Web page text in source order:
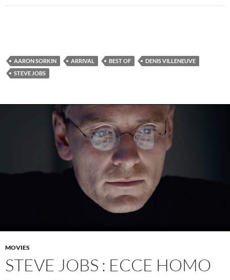
AARON SORKIN ARRIVAL BEST OF
DENIS VILLENEUVE
STEVE JOBS
MOVIES
STEVE JOBS : ECCE HOMO